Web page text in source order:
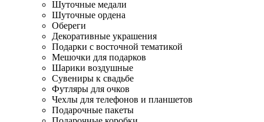
Шуточные медали
Шуточные ордена
Обереги
Декоративные украшения
Подарки с восточной тематикой
Мешочки для подарков
Шарики воздушные
Сувениры к свадьбе
Футляры для очков
Чехлы для телефонов и планшетов
Подарочные пакеты